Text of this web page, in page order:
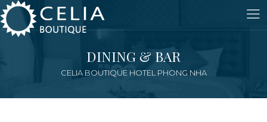
DINING & BAR
CELIA BOUTIQUE HOTEL PHONG NHA